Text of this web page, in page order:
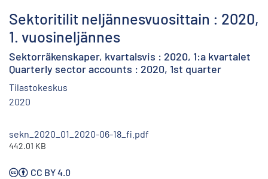
Sektoritilit neljännesvuosittain : 2020,
1. vuosineljännes
Sektorräkenskaper, kvartalsvis : 2020, 1:a kvartalet
Quarterly sector accounts : 2020, 1st quarter
Tilastokeskus
2020
sekn_2020_01_2020-06-18_fi.pdf
442.01 KB
CC BY 4.0